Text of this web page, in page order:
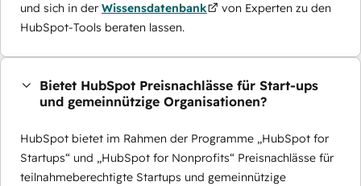
und sich in der Wissensdatenbank
von Experten zu den
HubSpot-Tools beraten lassen.
Bietet HubSpot Preisnachlässe für Start-ups
und gemeinnützige Organisationen?
HubSpot bietet im Rahmen der Programme „HubSpot for
Startups“ und „HubSpot for Nonprofits“ Preisnachlässe für
teilnahmeberechtigte Startups und gemeinnützige